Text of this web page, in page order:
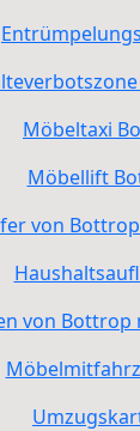
Möbeltaxi
Möbellift
von
von Bottrop